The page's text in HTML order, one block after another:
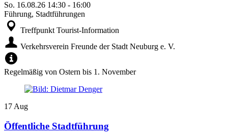
So. 16.08.26 14:30 - 16:00
Führung, Stadtführungen
Treffpunkt Tourist-Information
Verkehrsverein Freunde der Stadt Neuburg e. V.
Regelmäßig von Ostern bis 1. November
17 Aug
Öffentliche Stadtführung